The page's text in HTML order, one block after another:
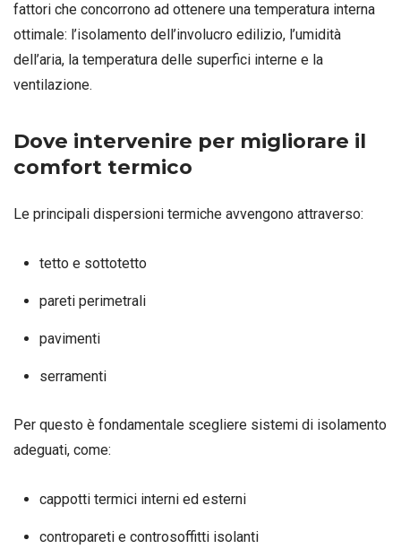
fattori che concorrono ad ottenere una temperatura interna
ottimale: l’isolamento dell’involucro edilizio, l’umidità
dell’aria, la temperatura delle superfici interne e la
ventilazione.
Dove intervenire per migliorare il
comfort termico
Le principali dispersioni termiche avvengono attraverso:
tetto e sottotetto
pareti perimetrali
pavimenti
serramenti
Per questo è fondamentale scegliere sistemi di isolamento
adeguati, come:
cappotti termici interni ed esterni
contropareti e controsoffitti isolanti